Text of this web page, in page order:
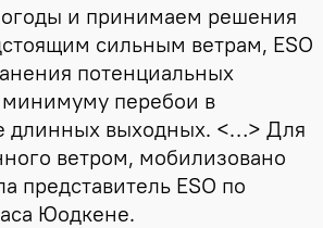
и принимаем решения
сильным ветрам, ESO
потенциальных
минимуму перебои в
длинных выходных. <…> Для
ветром, мобилизовано
представитель ESO по
Юодкене.